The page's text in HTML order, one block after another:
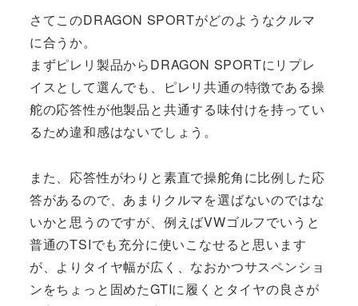
さてこのDRAGON SPORTがどのようなクルマ
に合うか。
まずピレリ製品からDRAGON SPORTにリプレ
イスとして選んでも、ピレリ共通の特徴である操
舵の応答性が他製品と共通する味付けを持ってい
るため違和感はないでしょう。
また、応答性がわりと素直で操舵角に比例した応
答があるので、あまりクルマを選ばないのではな
いかと思うのですが、例えばVWゴルフでいうと
普通のTSIでも充分に使いこなせると思います
が、よりタイヤ幅が広く、なおかつサスペンショ
ンをちょっと固めたGTIに履くとタイヤの良さが